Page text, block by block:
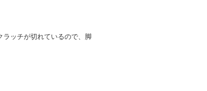
ッチが切れているので、脚